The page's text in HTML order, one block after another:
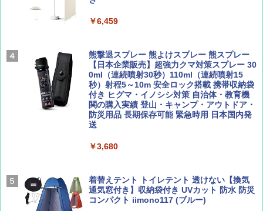
￥1,540
AIRLINE（エアライン）2026年9月号【特
集】ボーイング110周年を祝して！
￥1,760
球の歩き方A ヨーロッパ
￥2,479
A26 地球の歩き方 チェコ ポーランド スロヴ
ァキア 2026～2027 地球の歩き方A ヨーロッ
テント ワンタッチ RENEW 幅200 2-3人用 43
￥5,999
[キャンパーズコレクション 山善] 傘みたいに
広げるだけ パッとサッとテント ブラックコ
ーティング フルクローズ メッシュ 3-4人用
簡単設置 ポップアップテント エクルベージ
ュ(BC仕様) PATC-150B(EB)
￥9,990
[キャンパーズコレクション 山善] 傘みたいに
広げるだけ パッとサッとテント キューブワ
イド ブラックコーティング フルクローズ メ
￥6,459
熊撃退スプレー 熊よけスプレー 熊スプレー
【日本企業販売】超強力クマ対策スプレー 30
0ml（連続噴射30秒）110ml（連続噴射15
秒）射程5～10m 安全ロック搭載 携帯収納袋
付き ヒグマ・イノシシ対策 自治体・教育機
関の購入実績 登山・キャンプ・アウトドア・
防災用品 長期保存可能 緊急時用 日本国内発
送
￥3,680
着替えテント トイレテント 透けない【換気
通気窓付き】収納袋付き UVカット 防水 防災
コンパクト iimono117 (ブルー)